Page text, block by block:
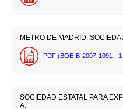
METRO DE MADRID,
PDF (BOE-B-2007-1091 - 1
SOCIEDAD ESTATAL PARA
A.